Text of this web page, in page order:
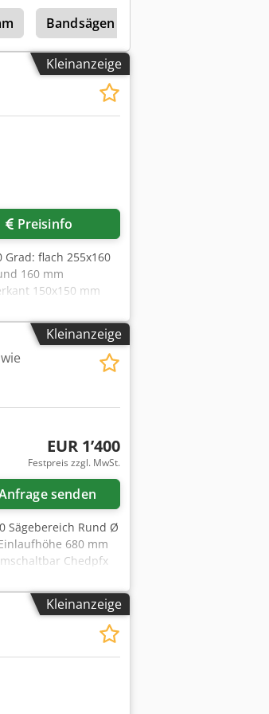
mm dabei Zylinder
Ölwechsel Schab
Säge sägt 120er
jeder
Bandsägen horizontal –
Kleinanzeige
Preisinfo
flach 255x160
160 mm
150x150 mm
1,8 kW
Kleinanzeige
EUR 1’400
Festpreis zzgl. MwSt.
senden
Sägebereich Rund Ø
680 mm
Chedpfx
2 Drehzahlen und
über
1900 x 1350 x 1500
Kleinanzeige